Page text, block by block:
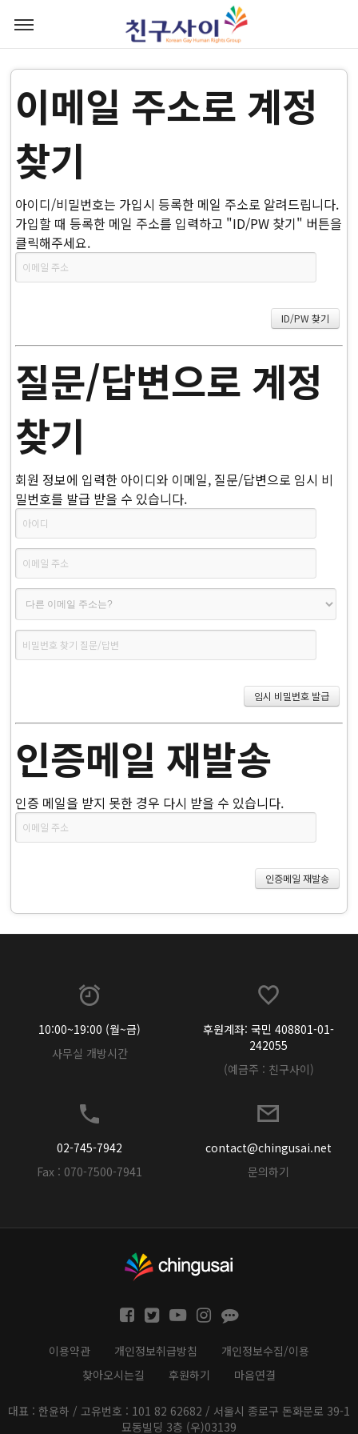
이메일 주소로 계정
찾기
아이디/비밀번호는 가입시 등록한 메일 주소로 알려드립니다.
가입할 때 등록한 메일 주소를 입력하고 "ID/PW 찾기" 버튼을
클릭해주세요.
질문/답변으로 계정
찾기
회원 정보에 입력한 아이디와 이메일, 질문/답변으로 임시 비
밀번호를 발급 받을 수 있습니다.
인증메일 재발송
인증 메일을 받지 못한 경우 다시 받을 수 있습니다.
10:00~19:00 (월~금)
사무실 개방시간
후원계좌: 국민 408801-01-
242055
(예금주 : 친구사이)
02-745-7942
Fax : 070-7500-7941
contact@chingusai.net
문의하기
이용약관 개인정보취급방침
개인정보수집/이용
찾아오시는길
후원하기 마음연결
대표 : 한윤하 / 고유번호 : 101 82 62682 / 서울시 종로구 돈화문로 39-1
묘동빌딩 3층 (우)03139